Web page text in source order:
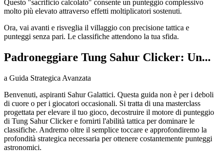
Questo "sacrificio calcolato" consente un punteggio complessivo
molto più elevato attraverso effetti moltiplicatori sostenuti.
Ora, vai avanti e risveglia il villaggio con precisione tattica e
punteggi senza pari. Le classifiche attendono la tua sfida.
Padroneggiare Tung Sahur Clicker: Un...
a Guida Strategica Avanzata
Benvenuti, aspiranti Sahur Galattici. Questa guida non è per i deboli
di cuore o per i giocatori occasionali. Si tratta di una masterclass
progettata per elevare il tuo gioco, decostruire il motore di punteggio
di Tung Sahur Clicker e fornirti l'abilità tattica per dominare le
classifiche. Andremo oltre il semplice toccare e approfondiremo la
profondità strategica necessaria per ottenere costantemente punteggi
astronomici.